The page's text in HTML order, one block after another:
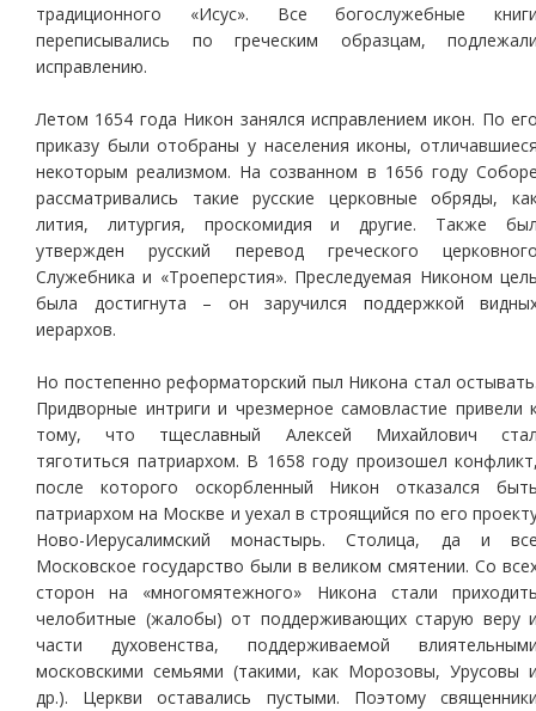
традиционного «Исус». Все богослужебные
переписывались по греческим образцам,
исправлению.
Летом 1654 года Никон занялся исправлением икон. По
приказу были отобраны у населения иконы,
некоторым реализмом. На созванном в 1656 году
рассматривались такие русские церковные обряды,
лития, литургия, проскомидия и другие. Также
утвержден русский перевод греческого
Служебника и «Троеперстия». Преследуемая Никоном
была достигнута – он заручился поддержкой
иерархов.
Но постепенно реформаторский пыл Никона стал
Придворные интриги и чрезмерное самовластие привели
тому, что тщеславный Алексей Михайлович
тяготиться патриархом. В 1658 году произошел
после которого оскорбленный Никон отказался
патриархом на Москве и уехал в строящийся по его
Ново-Иерусалимский монастырь. Столица, да и
Московское государство были в великом смятении. Со
сторон на «многомятежного» Никона стали
челобитные (жалобы) от поддерживающих старую веру
части духовенства, поддерживаемой
московскими семьями (такими, как Морозовы, Урусовы
др.). Церкви оставались пустыми. Поэтому